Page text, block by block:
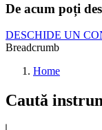
De acum poți
DESCHIDE UN
Breadcrumb
Home
Caută